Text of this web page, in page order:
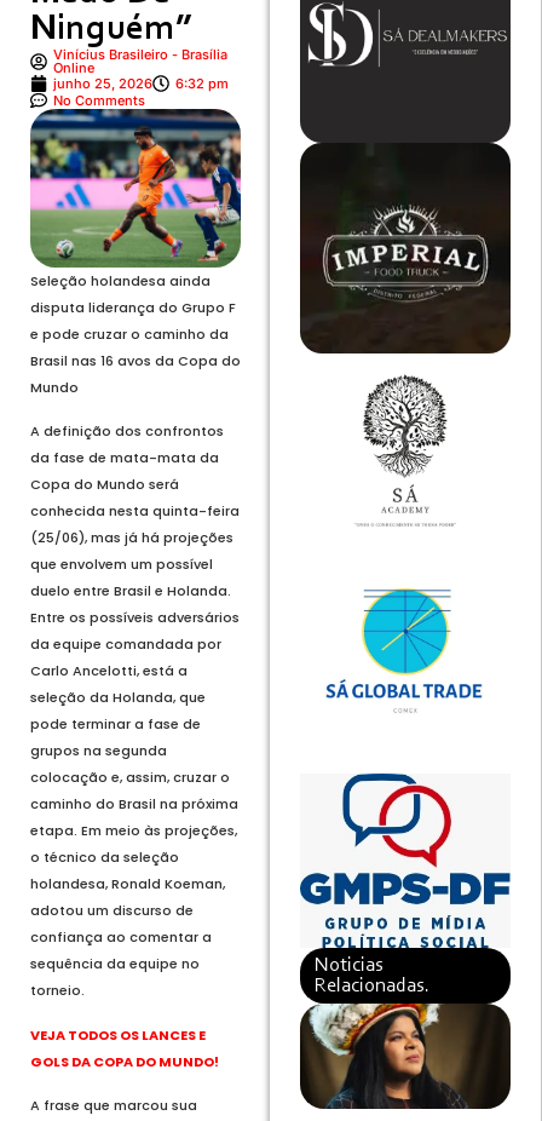
Ninguém”
Vinícius Brasileiro - Brasília
Online
junho 25, 2026
6:32 pm
No Comments
Seleção holandesa ainda
disputa liderança do Grupo F
e pode cruzar o caminho da
Brasil nas 16 avos da Copa do
Mundo
A definição dos confrontos
da fase de mata-mata da
Copa do Mundo será
conhecida nesta quinta-feira
(25/06), mas já há projeções
que envolvem um possível
duelo entre Brasil e Holanda.
Entre os possíveis adversários
da equipe comandada por
Carlo Ancelotti, está a
seleção da Holanda, que
pode terminar a fase de
grupos na segunda
colocação e, assim, cruzar o
caminho do Brasil na próxima
etapa. Em meio às projeções,
o técnico da seleção
holandesa,Ronald Koeman,
adotou um discurso de
confiança ao comentar a
sequência da equipe no
torneio.
VEJA TODOS OS LANCES E
GOLS DA COPA DO MUNDO!
A frase que marcou sua
Noticias
Relacionadas.